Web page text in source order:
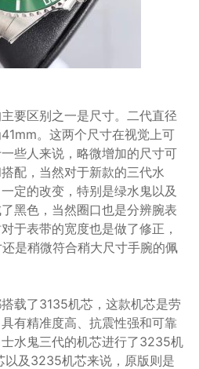
要区别之一是尺寸。二代直径
。这两个尺寸在视觉上可
些人来说，略微增加的尺寸可
配，当然对于新款的三代水
定的改变，特别是绿水鬼以及
黑色，当然圈口也是分辨腕表
于表带的宽度也是做了修正，
是稍微符合稍大尺寸手腕的佩
载了3135机芯，这款机芯是劳
有精准度高、抗震性强和可靠
水鬼三代的机芯进行了3235机
以及3235机芯来说，原版则是